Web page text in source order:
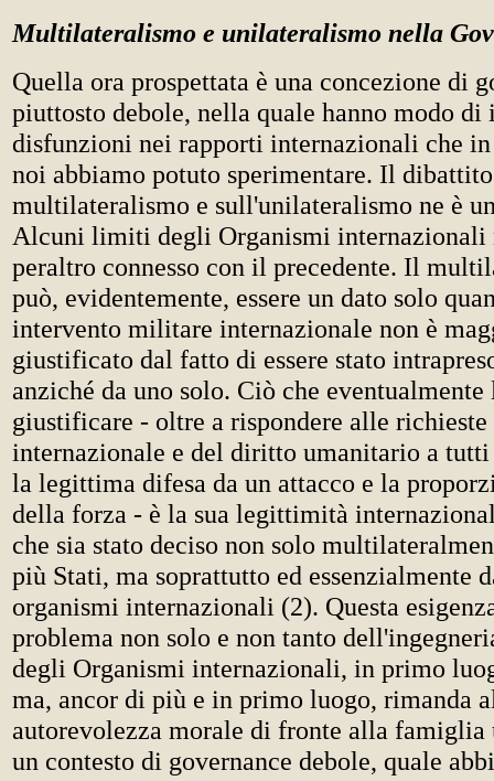
Multilateralismo e unilateralismo nella
Quella ora prospettata è una concezione di
piuttosto debole, nella quale hanno modo di
disfunzioni nei rapporti internazionali che
noi abbiamo potuto sperimentare. Il
multilateralismo e sull'unilateralismo ne è
Alcuni limiti degli Organismi internazionali
peraltro connesso con il precedente. Il
può, evidentemente, essere un dato solo
intervento militare internazionale non è
giustificato dal fatto di essere stato
anziché da uno solo. Ciò che eventualmente
giustificare - oltre a rispondere alle
internazionale e del diritto umanitario a tutti
la legittima difesa da un attacco e la
della forza - è la sua legittimità
che sia stato deciso non solo
più Stati, ma soprattutto ed essenzialmente
organismi internazionali (2). Questa
problema non solo e non tanto
degli Organismi internazionali, in primo
ma, ancor di più e in primo luogo, rimanda
autorevolezza morale di fronte alla famiglia
un contesto di governance debole, quale